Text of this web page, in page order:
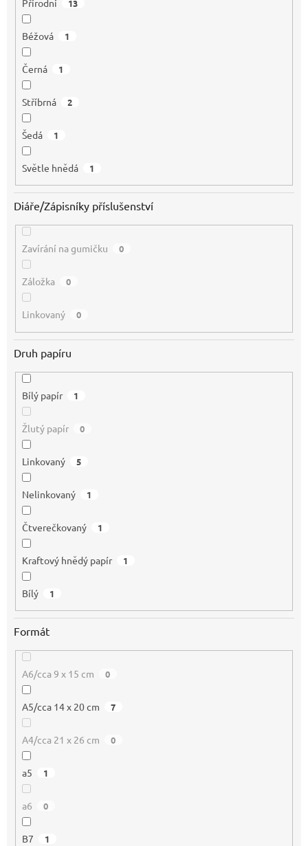
Přírodní 13
Béžová 1
Černá 1
Stříbrná 2
Šedá 1
Světle hnědá 1
Diáře/Zápisníky příslušenství
Zavírání na gumičku 0
Záložka 0
Linkovaný 0
Druh papíru
Bílý papír 1
Žlutý papír 0
Linkovaný 5
Nelinkovaný 1
Čtverečkovaný 1
Kraftový hnědý papír 1
Bílý 1
Formát
A6/cca 9 x 15 cm 0
A5/cca 14 x 20 cm 7
A4/cca 21 x 26 cm 0
a5 1
a6 0
B7 1